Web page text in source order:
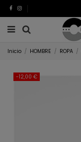
Inicio HOMBRE ROPA
-12,00 €